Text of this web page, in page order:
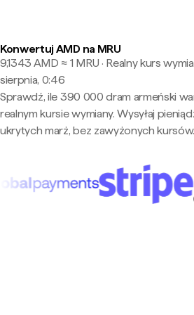
Konwertuj AMD na MRU
9,1343 AMD ≈ 1 MRU · Realny kurs
sierpnia, 0:46
Sprawdź, ile 390 000 dram armeński
realnym kursie wymiany. Wysyłaj
ukrytych marż, bez zawyżonych kursów.